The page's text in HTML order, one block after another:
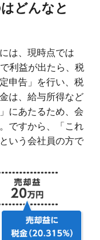
どんなと
は、現時点では
利益が出たら、税
申告」を行い、税
は、給与所得など
にあたるため、会
ですから、「これ
いう会社員の方で